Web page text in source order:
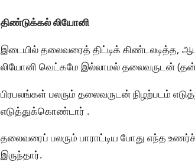
திண்டுக்கல் லியோனி
இடையில் தலைவரைத் திட்டிக் கிண்டலடித்த,
லியோனி வெட்கமே இல்லாமல் தலைவருடன்
பிரபலங்கள் பலரும் தலைவருடன் நிழற்படம்
எடுத்துக்கொண்டார் .
தலைவரைப் பலரும் பாராட்டிய போது எந்த
இருந்தார்.